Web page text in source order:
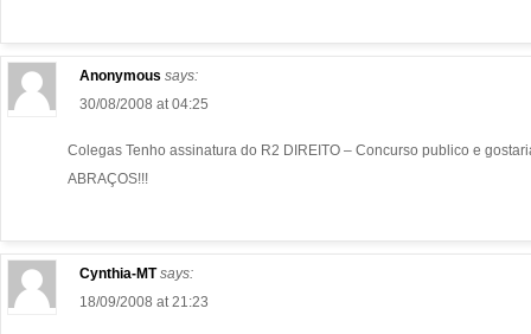
Anonymous says:
30/08/2008 at 04:25
Colegas Tenho assinatura do R2 DIREITO – Concurso publico e
ABRAÇOS!!!
Cynthia-MT says:
18/09/2008 at 21:23